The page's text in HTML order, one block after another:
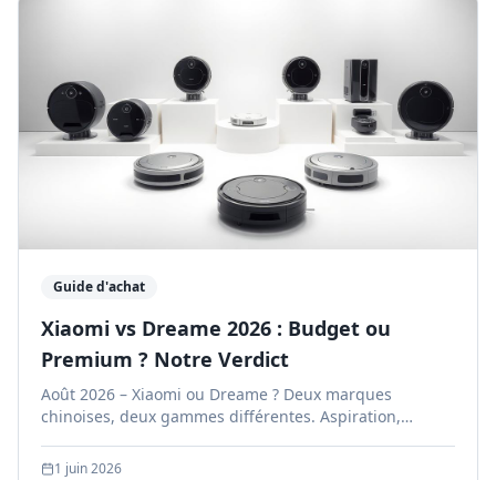
Guide d'achat
Xiaomi vs Dreame 2026 : Budget ou
Premium ? Notre Verdict
Août 2026 – Xiaomi ou Dreame ? Deux marques
chinoises, deux gammes différentes. Aspiration,
1 juin 2026